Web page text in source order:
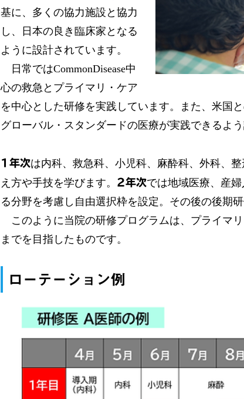
基に、多くの協力施設と協力
し、日本の良き臨床家となる
ように設計されています。
日常ではCommonDisease中
心の救急とプライマリ・ケア
を中心とした研修を実践しています。また、米国
グローバル・スタンダードの医療が実践できるよう
1年次は内科、救急科、小児科、麻酔科、外科、
え方や手技を学びます。
2年次では地域医療、産
る分野を考慮し自由選択枠を設定。その後の後期
このように当院の研修プログラムは、プライマ
までを目指したものです。
ローテーション例